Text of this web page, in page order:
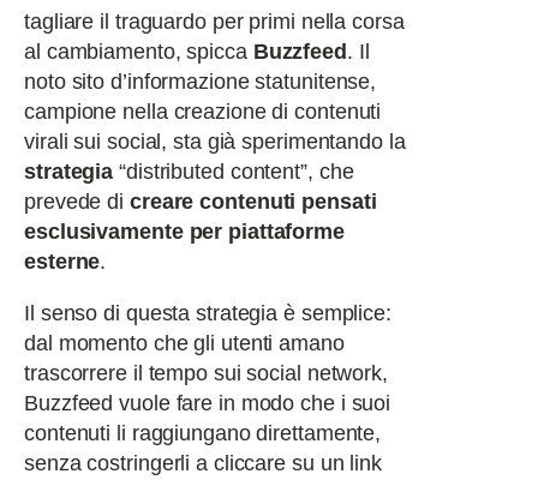
tagliare il traguardo per primi nella corsa
al cambiamento, spicca Buzzfeed . Il
noto sito d’informazione statunitense,
campione nella creazione di contenuti
virali sui social, sta già sperimentando la
strategia “distributed content”, che
prevede di creare contenuti pensati
esclusivamente per piattaforme
esterne.
Il senso di questa strategia è semplice:
dal momento che gli utenti amano
trascorrere il tempo sui social network,
Buzzfeed vuole fare in modo che i suoi
contenuti li raggiungano direttamente,
senza costringerli a cliccare su un link